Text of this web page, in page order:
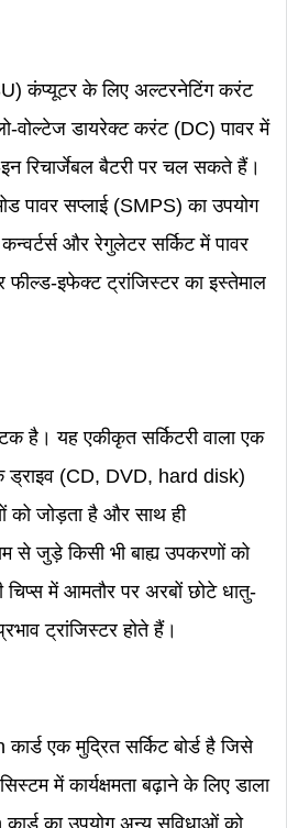
कंप्यूटर के लिए अल्टरनेटिंग करंट
वोल्टेज डायरेक्ट करंट (DC) पावर में
रिचार्जेबल बैटरी पर चल सकते हैं।
पावर सप्लाई (SMPS) का उपयोग
और रेगुलेटर सर्किट में पावर
इफेक्ट ट्रांजिस्टर का इस्तेमाल
है। यह एकीकृत सर्किटरी वाला एक
ड्राइव (CD, DVD, hard disk)
को जोड़ता है और साथ ही
से जुड़े किसी भी बाह्य उपकरणों को
में आमतौर पर अरबों छोटे धातु-
ट्रांजिस्टर होते हैं।
एक मुद्रित सर्किट बोर्ड है जिसे
में कार्यक्षमता बढ़ाने के लिए डाला
का उपयोग अन्य सुविधाओं को